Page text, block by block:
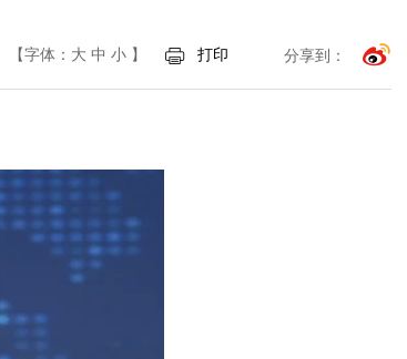
【字体： 大 中 小 】 打印 分享到：